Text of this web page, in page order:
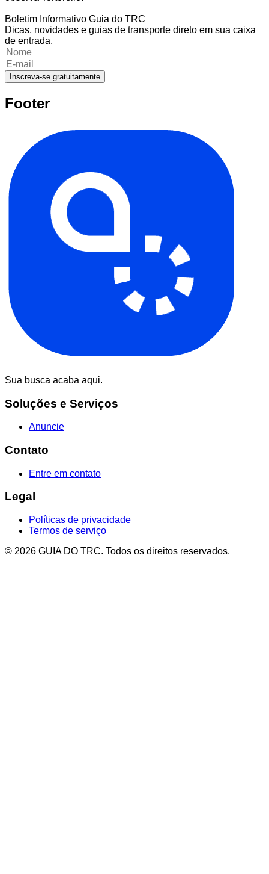
Boletim Informativo Guia do TRC
Dicas, novidades e guias de transporte direto em sua caixa
de entrada.
Inscreva-se gratuitamente
Footer
Sua busca acaba aqui.
Soluções e Serviços
Anuncie
Contato
Entre em contato
Legal
Políticas de privacidade
Termos de serviço
© 2026 GUIA DO TRC. Todos os direitos reservados.